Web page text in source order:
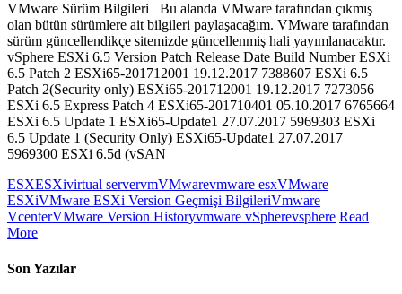
VMware Sürüm Bilgileri Bu alanda VMware tarafından çıkmış
olan bütün sürümlere ait bilgileri paylaşacağım. VMware tarafından
sürüm güncellendikçe sitemizde güncellenmiş hali yayımlanacaktır.
vSphere ESXi 6.5 Version Patch Release Date Build Number ESXi
6.5 Patch 2 ESXi65-201712001 19.12.2017 7388607 ESXi 6.5
Patch 2(Security only) ESXi65-201712001 19.12.2017 7273056
ESXi 6.5 Express Patch 4 ESXi65-201710401 05.10.2017 6765664
ESXi 6.5 Update 1 ESXi65-Update1 27.07.2017 5969303 ESXi
6.5 Update 1 (Security Only) ESXi65-Update1 27.07.2017
5969300 ESXi 6.5d (vSAN
ESXESXivirtual servervmVMwarevmware esxVMware
ESXiVMware ESXi Version Geçmişi BilgileriVmware
VcenterVMware Version Historyvmware vSpherevsphere Read
More
Son Yazılar